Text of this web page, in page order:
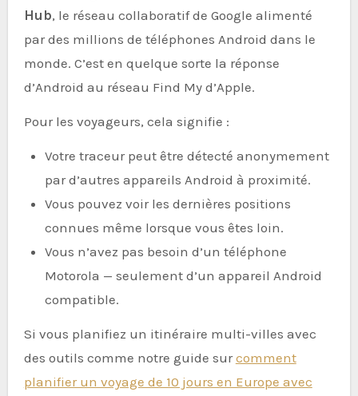
Hub, le réseau collaboratif de Google alimenté
par des millions de téléphones Android dans le
monde. C’est en quelque sorte la réponse
d’Android au réseau Find My d’Apple.
Pour les voyageurs, cela signifie :
Votre traceur peut être détecté anonymement
par d’autres appareils Android à proximité.
Vous pouvez voir les dernières positions
connues même lorsque vous êtes loin.
Vous n’avez pas besoin d’un téléphone
Motorola — seulement d’un appareil Android
compatible.
Si vous planifiez un itinéraire multi-villes avec
des outils comme notre guide surcomment
planifier un voyage de 10 jours en Europe avec